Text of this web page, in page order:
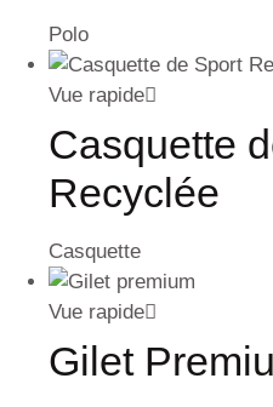
Polo
Vue rapide
Casquette
Recyclée
Casquette
Vue rapide
Gilet